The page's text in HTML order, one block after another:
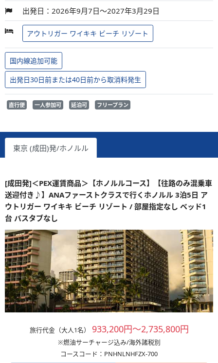
出発日：2026年9月7日～2027年3月29日
アウトリガー ワイキキ ビーチ リゾート
国内線追加可能
出発日30日前または40日前から取消料発生
直行便 一人参加可 延泊可 フリープラン
東京 (成田)発/ホノルル
[成田発]＜PEX運賃商品＞【ホノルルコース】【往路のみ混乗車
送迎付き♪】ANAファーストクラスで行くホノルル 3泊5日 ア
ウトリガー ワイキキ ビーチ リゾート / 部屋指定なし ベッド1
台 バスタブなし
旅行代金（大人1名） 933,200円～2,735,800円
※燃油サーチャージ込み/海外諸税別
コースコード：PNHNLNHFZX-700